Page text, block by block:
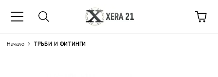
Начало ТРЪБИ И ФИТИНГИ